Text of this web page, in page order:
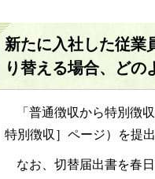
新たに入社した従業
り替える場合、どの
「普通徴収から特別徴
特別徴収］ページ）を提
なお、切替届出書を春